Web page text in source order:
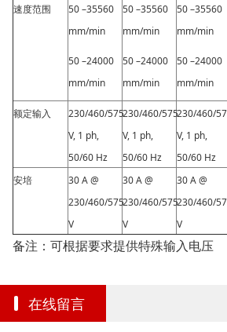
速度范围
50 –35560
mm/min
50 –24000
mm/min
50 –35560
mm/min
50 –24000
mm/min
50 –35560
mm/min
50 –24000
mm/min
额定输入
230/460/575
V, 1 ph,
50/60 Hz
230/460/575
V, 1 ph,
50/60 Hz
230/460/
V, 1 ph,
50/60 Hz
安培
30 A @
230/460/575
V
30 A @
230/460/575
V
30 A @
230/460/
V
备注：可根据要求提供特殊输入电压
在线留言